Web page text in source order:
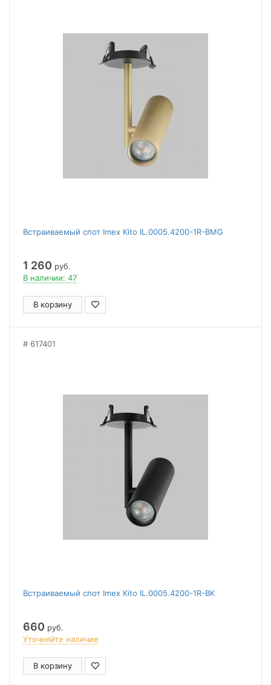
Встраиваемый спот Imex Kito IL.0005.4200-1R-BMG
1 260 руб.
В наличии: 47
В корзину
617401
Встраиваемый спот Imex Kito IL.0005.4200-1R-BK
660 руб.
Уточняйте наличие
В корзину